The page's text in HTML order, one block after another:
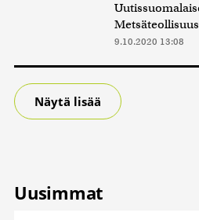
9.10.2020 13:08
Näytä lisää
Uusimmat